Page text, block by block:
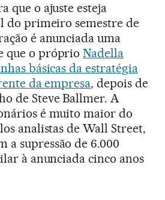
que o ajuste esteja
do primeiro semestre de
é anunciada uma
que o próprioNadella
básicas da estratégia
da empresa, depois de
de Steve Ballmer. A
é muito maior do
analistas de Wall Street,
a supressão de 6.000
à anunciada cinco anos